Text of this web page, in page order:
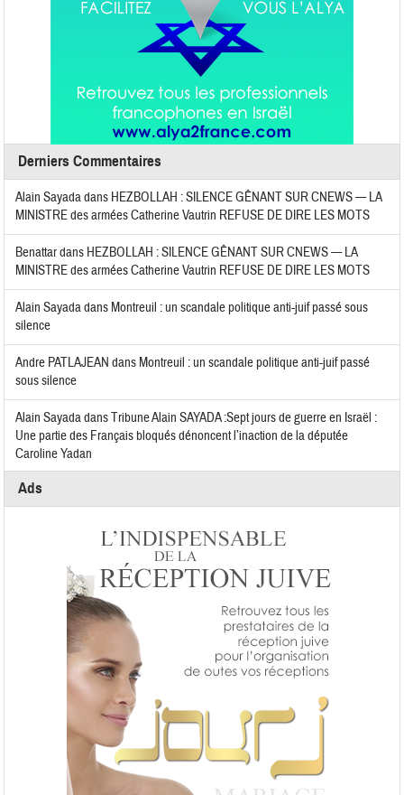
Derniers Commentaires
Alain Sayadadans HEZBOLLAH : SILENCE GÊNANT SUR CNEWS — LA
MINISTRE des armées Catherine Vautrin REFUSE DE DIRE LES MOTS
Benattardans HEZBOLLAH : SILENCE GÊNANT SUR CNEWS — LA
MINISTRE des armées Catherine Vautrin REFUSE DE DIRE LES MOTS
Alain Sayadadans Montreuil : un scandale politique anti-juif passé sous
silence
Andre PATLAJEAN dans Montreuil : un scandale politique anti-juif passé
sous silence
Alain SayadadansTribune Alain SAYADA :Sept jours de guerre en Israël :
Une partie des Français bloqués dénoncent l’inaction de la députée
Caroline Yadan
Ads